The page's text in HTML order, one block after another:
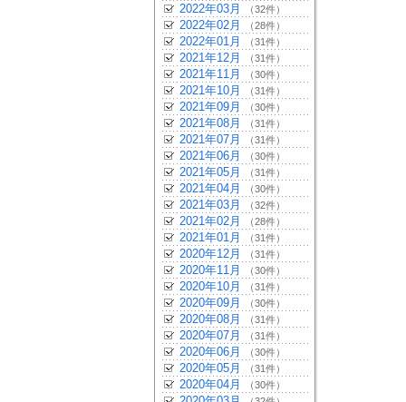
2022年03月 （32件）
2022年02月 （28件）
2022年01月 （31件）
2021年12月 （31件）
2021年11月 （30件）
2021年10月 （31件）
2021年09月 （30件）
2021年08月 （31件）
2021年07月 （31件）
2021年06月 （30件）
2021年05月 （31件）
2021年04月 （30件）
2021年03月 （32件）
2021年02月 （28件）
2021年01月 （31件）
2020年12月 （31件）
2020年11月 （30件）
2020年10月 （31件）
2020年09月 （30件）
2020年08月 （31件）
2020年07月 （31件）
2020年06月 （30件）
2020年05月 （31件）
2020年04月 （30件）